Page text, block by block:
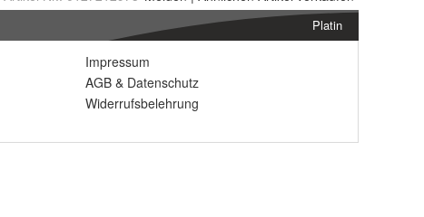
Platin
Impressum
AGB & Datenschutz
Widerrufsbelehrung